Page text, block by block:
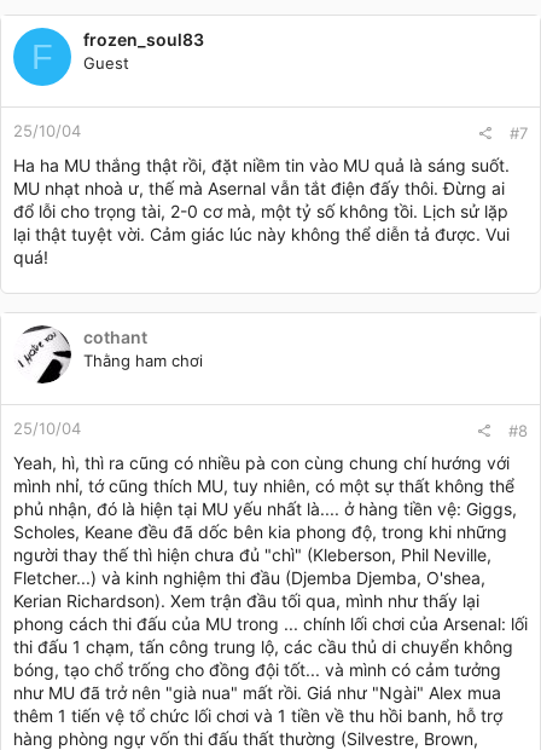
F frozen_soul83
Guest
25/10/04 #7
Ha ha MU thắng thật rồi, đặt niềm tin vào MU quả là sáng suốt.
MU nhạt nhoà ư, thế mà Asernal vẫn tắt điện đấy thôi. Đừng ai
đổ lỗi cho trọng tài, 2-0 cơ mà, một tỷ số không tồi. Lịch sử lặp
lại thật tuyệt vời. Cảm giác lúc này không thể diễn tả được. Vui
quá!
cothant
Thằng ham chơi
25/10/04 #8
Yeah, hì, thì ra cũng có nhiều pà con cùng chung chí hướng với
mình nhỉ, tớ cũng thích MU, tuy nhiên, có một sự thất không thể
phủ nhận, đó là hiện tại MU yếu nhất là.... ở hàng tiền vệ: Giggs,
Scholes, Keane đều đã dốc bên kia phong độ, trong khi những
người thay thế thì hiện chưa đủ "chì" (Kleberson, Phil Neville,
Fletcher...) và kinh nghiệm thi đầu (Djemba Djemba, O'shea,
Kerian Richardson). Xem trận đầu tối qua, mình như thấy lại
phong cách thi đấu của MU trong ... chính lối chơi của Arsenal: lối
thi đấu 1 chạm, tấn công trung lộ, các cầu thủ di chuyển không
bóng, tạo chổ trống cho đồng đội tốt... và mình có cảm tưởng
như MU đã trở nên "già nua" mất rồi. Giá như "Ngài" Alex mua
thêm 1 tiến vệ tổ chức lối chơi và 1 tiền về thu hồi banh, hỗ trợ
hàng phòng ngự vốn thi đấu thất thường (Silvestre, Brown,